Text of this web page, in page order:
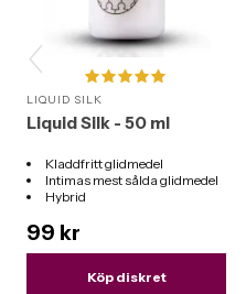
LIQUID SILK
Liquid Silk - 50 ml
Kladdfritt glidmedel
Intimas mest sålda glidmedel
Hybrid
99 kr
Köp diskret